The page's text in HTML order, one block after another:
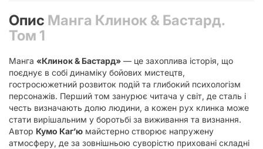
Опис Манга Клинок & Бастард.
Том 1
Манга «Клинок & Бастард» — це захоплива історія, що
поєднує в собі динаміку бойових мистецтв,
гостросюжетний розвиток подій та глибокий психологізм
персонажів. Перший том занурює читача у світ, де сталь і
честь визначають долю людини, а кожен рух клинка може
стати вирішальним у боротьбі за виживання та визнання.
Автор Кумо Каг’ю майстерно створює напружену
атмосферу, де за зовнішньою суворістю приховані складні